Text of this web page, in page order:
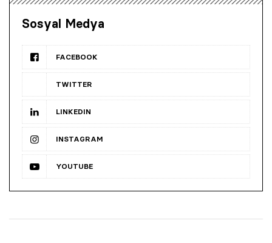
Sosyal Medya
FACEBOOK
TWITTER
LINKEDIN
INSTAGRAM
YOUTUBE